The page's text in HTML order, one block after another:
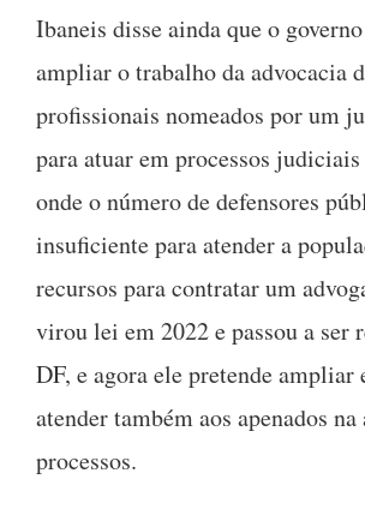
Ibaneis disse ainda que o
ampliar o trabalho da advocacia
profissionais nomeados por um
para atuar em processos judiciais
onde o número de defensores
insuficiente para atender a
recursos para contratar um
virou lei em 2022 e passou a ser
DF, e agora ele pretende ampliar
atender também aos apenados
processos.